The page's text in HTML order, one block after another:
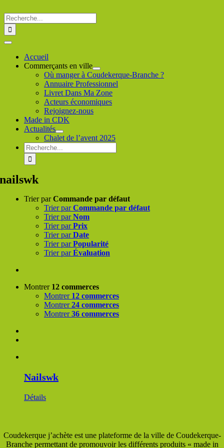
au
contenu
Rechercher
:
Toggle
NavigationAccueil
Commerçants en ville
Où manger à Coudekerque-Branche ?
Annuaire Professionnel
Livret Dans Ma Zone
Acteurs économiques
Rejoignez-nous
Made in CDK
Actualités
Chalet de l’avent 2025
Rechercher
:
nailswk
Trier parCommande par défaut
Trier parCommande par défaut
Trier parNom
Trier parPrix
Trier parDate
Trier parPopularité
Trier parÉvaluation
Montrer 12 commerces
Montrer 12 commerces
Montrer24 commerces
Montrer36 commerces
Nailswk
Détails
Coudekerque j’achète est une plateforme de la ville de Coudekerque-
Branche permettant de promouvoir les différents produits « made in